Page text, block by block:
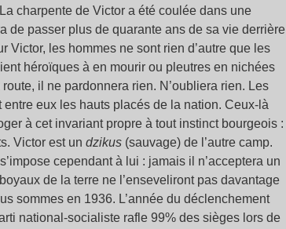
charpente de Victor a été coulée dans une
de passer plus de quarante ans de sa vie derrière
Victor, les hommes ne sont rien d’autre que les
héroïques à en mourir ou pleutres en nichées
il ne pardonnera rien. N’oubliera rien. Les
entre eux les hauts placés de la nation. Ceux-là
à cet invariant propre à tout instinct bourgeois :
Victor est un dzikus (sauvage) de l’autre camp.
cependant à lui : jamais il n’acceptera un
de la terre ne l’enseveliront pas davantage
sommes en 1936. L’année du déclenchement
national-socialiste rafle 99% des sièges lors de